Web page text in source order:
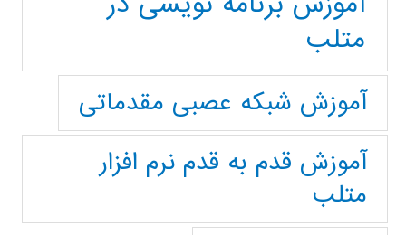
متلب
آموزش شبکه عصبی مقدماتی
آموزش قدم به قدم نرم افزار
متلب